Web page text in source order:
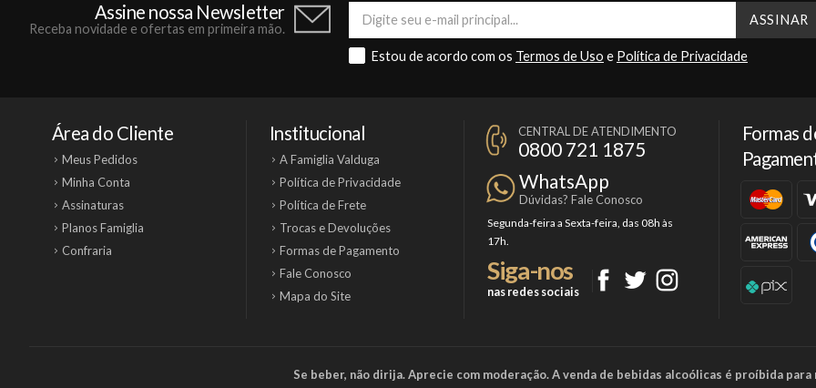
Assine nossa Newsletter
Receba novidade e ofertas em primeira mão.
Estou de acordo com os Termos de Uso e Política de Privacidade
Área do Cliente
Meus Pedidos
Minha Conta
Assinaturas
Planos Famiglia
Confraria
Institucional
A Famiglia Valduga
Política de Privacidade
Política de Frete
Trocas e Devoluções
Formas de Pagamento
Fale Conosco
Mapa do Site
CENTRAL DE ATENDIMENTO
0800 721 1875
WhatsApp
Dúvidas? Fale Conosco
Segunda-feira a Sexta-feira, das 08h às
17h.
Siga-nos
nas redes sociais
Formas
Se beber, não dirija. Aprecie com moderação. A venda de bebidas alcoólicas é proíbida para